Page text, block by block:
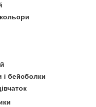
кольори
і бейсболки